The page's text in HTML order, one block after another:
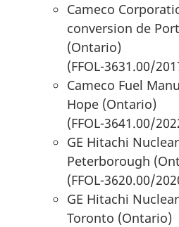
Cameco
conversion de
(Ontario)
(FFOL-3631.00/
Cameco Fuel
Hope (Ontario)
(FFOL-3641.00/
GE Hitachi
Peterborough
(FFOL-3620.00/
GE Hitachi
Toronto (Ontario)